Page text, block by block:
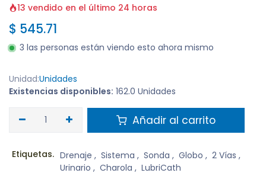
13 vendido en el último 24 horas
$ 545.71
3 las personas están viendo esto ahora mismo
Unidad:Unidades
Existencias disponibles: 162.0 Unidades
Añadir al carrito
Etiquetas. Drenaje , Sistema , Sonda , Globo , 2 Vías ,
Urinario , Charola , LubriCath